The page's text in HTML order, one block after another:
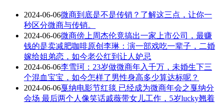
2024-06-06微商到底是不是传销？了解这三点，让你一
秒区分微商与传销。
2024-06-06微商傍上周杰伦竟搞出一家上市公司，最赚
钱的是卖减肥咖啡原创李琳：演一部戏吃一辈子，二婚
嫁给姐弟恋，如今老公红到让人妒忌
2024-06-06李雪珂：23岁做微商年入千万，未婚生下三
个混血宝宝，如今怎样了男性身高多少算达标呢？
2024-06-06戛纳电影节红毯 已经成为微商年会之戛纳分
会场 最后两个人像笑话戚薇带女儿工作，5岁lucky翘着